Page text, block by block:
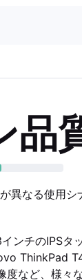
品
異なる使用シ
ンチのIPSタ
ThinkPad
など、様々